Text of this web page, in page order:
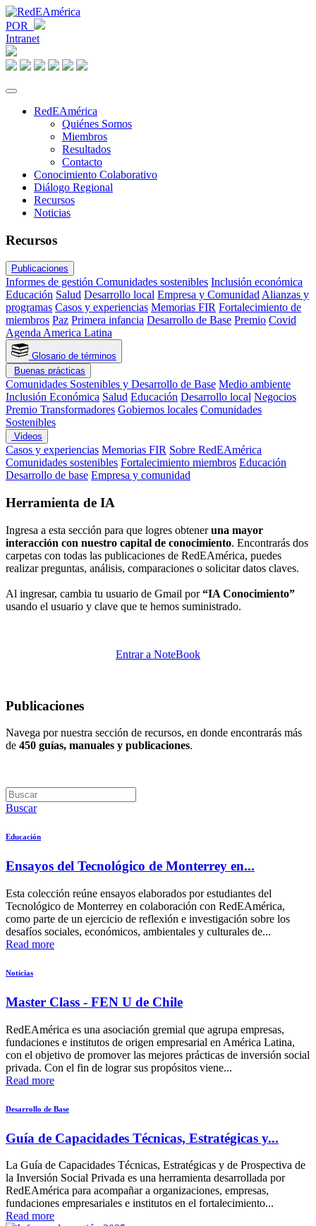
POR
Intranet
RedEAmérica
Quiénes Somos
Miembros
Resultados
Contacto
Conocimiento Colaborativo
Diálogo Regional
Recursos
Noticias
Recursos
Publicaciones
Informes de gestión Comunidades sostenibles Inclusión económica
Educación Salud Desarrollo local Empresa y ComunidadAlianzas y
programas Casos y experiencias Memorias FIR Fortalecimiento de
miembros Paz Primera infancia Desarrollo de Base Premio Covid
Agenda America Latina
Glosario de términos
Buenas prácticas
Comunidades Sostenibles y Desarrollo de Base Medio ambiente
Inclusión Económica Salud Educación Desarrollo local Negocios
Premio Transformadores Gobiernos locales Comunidades
Sostenibles
Videos
Casos y experiencias Memorias FIR Sobre RedEAmérica
Comunidades sostenibles Fortalecimiento miembros Educación
Desarrollo de base Empresa y comunidad
Herramienta de IA
Ingresa a esta sección para que logres obteneruna mayor
interacción con nuestro capital de conocimiento. Encontrarás dos
carpetas con todas las publicaciones de RedEAmérica, puedes
realizar preguntas, análisis, comparaciones o solicitar datos claves.
Al ingresar, cambia tu usuario de Gmail por“IA Conocimiento”
usando el usuario y clave que te hemos suministrado.
Entrar a NoteBook
Publicaciones
Navega por nuestra sección de recursos, en donde encontrarás más
de 450 guías, manuales y publicaciones.
Buscar
Educación
Ensayos del Tecnológico de Monterrey en...
Esta colección reúne ensayos elaborados por estudiantes del
Tecnológico de Monterrey en colaboración con RedEAmérica,
como parte de un ejercicio de reflexión e investigación sobre los
desafíos sociales, económicos, ambientales y culturales de...
Read more
Noticias
Master Class - FEN U de Chile
RedEAmérica es una asociación gremial que agrupa empresas,
fundaciones e institutos de origen empresarial en América Latina,
con el objetivo de promover las mejores prácticas de inversión social
privada. Con el fin de lograr sus propósitos viene...
Read more
Desarrollo de Base
Guía de Capacidades Técnicas, Estratégicas y...
La Guía de Capacidades Técnicas, Estratégicas y de Prospectiva de
la Inversión Social Privada es una herramienta desarrollada por
RedEAmérica para acompañar a organizaciones, empresas,
fundaciones empresariales e institutos en el fortalecimiento...
Read more